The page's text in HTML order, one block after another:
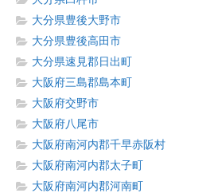
大分県豊後大野市
大分県豊後高田市
大分県速見郡日出町
大阪府三島郡島本町
大阪府交野市
大阪府八尾市
大阪府南河内郡千早赤阪村
大阪府南河内郡太子町
大阪府南河内郡河南町